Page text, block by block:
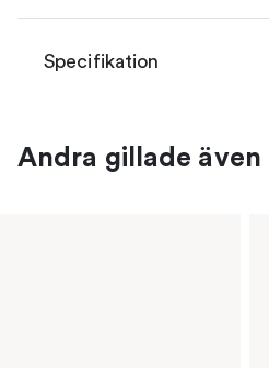
Specifikation
Andra gillade även